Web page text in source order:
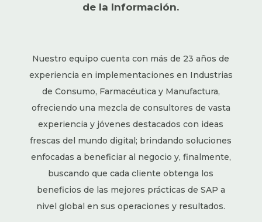
de la Información.
Nuestro equipo cuenta con más de 23 años de
experiencia en implementaciones en Industrias
de Consumo, Farmacéutica y Manufactura,
ofreciendo una mezcla de consultores de vasta
experiencia y jóvenes destacados con ideas
frescas del mundo digital; brindando soluciones
enfocadas a beneficiar al negocio y, finalmente,
buscando que cada cliente obtenga los
beneficios de las mejores prácticas de SAP a
nivel global en sus operaciones y resultados.